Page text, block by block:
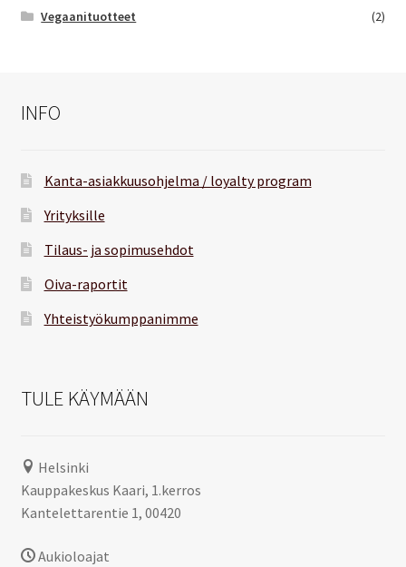
Vegaanituotteet
(2)
INFO
Kanta-asiakkuusohjelma / loyalty program
Yrityksille
Tilaus- ja sopimusehdot
Oiva-raportit
Yhteistyökumppanimme
TULE KÄYMÄÄN
Helsinki
Kauppakeskus Kaari, 1.kerros
Kantelettarentie 1, 00420
Aukioloajat